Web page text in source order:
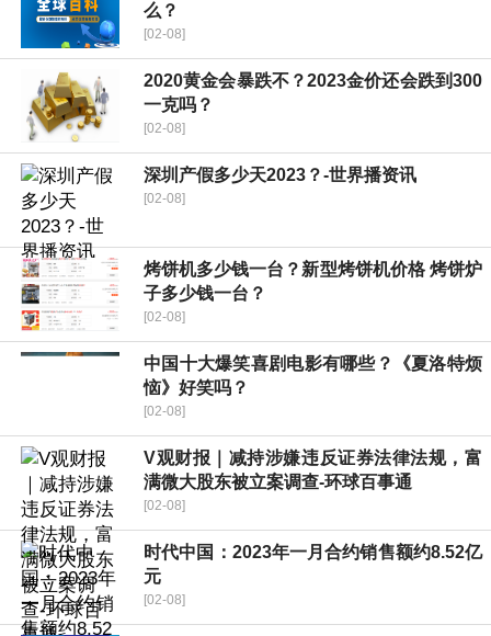
么？
[02-08]
2020黄金会暴跌不？2023金价还会跌到300
一克吗？
[02-08]
深圳产假多少天2023？-世界播资讯
[02-08]
烤饼机多少钱一台？新型烤饼机价格 烤饼炉
子多少钱一台？
[02-08]
中国十大爆笑喜剧电影有哪些？《夏洛特烦
恼》好笑吗？
[02-08]
V观财报｜减持涉嫌违反证券法律法规，富
满微大股东被立案调查-环球百事通
[02-08]
时代中国：2023年一月合约销售额约8.52亿
元
[02-08]